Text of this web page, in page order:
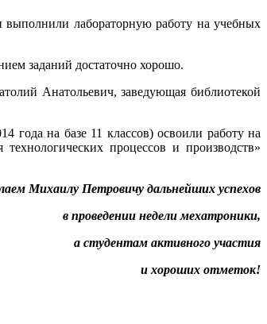
выполнили лабораторную работу на учебных
заданий достаточно хорошо.
Анатольевич, заведующая библиотекой
года на базе 11 классов) освоили работу на
процессов и производств»
Михаилу Петровичу дальнейших успехов
в проведении недели мехатроники,
а студентам активного участия
и хороших отметок!